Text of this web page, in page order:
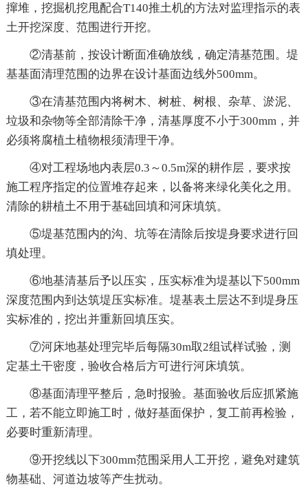
撺堆，挖掘机挖甩配合T140推土机的方法对监理指示的表
土开挖深度、范围进行开挖。
②清基前，按设计断面准确放线，确定清基范围。堤
基基面清理范围的边界在设计基面边线外500mm。
③在清基范围内将树木、树桩、树根、杂草、淤泥、
垃圾和杂物等全部清除干净，清基厚度不小于300mm，并
必须将腐植土植物根须清理干净。
④对工程场地内表层0.3～0.5m深的耕作层，要求按
施工程序指定的位置堆存起来，以备将来绿化美化之用。
清除的耕植土不用于基础回填和河床填筑。
⑤堤基范围内的沟、坑等在清除后按堤身要求进行回
填处理。
⑥地基清基后予以压实，压实标准为堤基以下500mm
深度范围内到达筑堤压实标准。堤基表土层达不到堤身压
实标准的，挖出并重新回填压实。
⑦河床地基处理完毕后每隔30m取2组试样试验，测
定基土干密度，验收合格后方可进行河床填筑。
⑧基面清理平整后，急时报验。基面验收后应抓紧施
工，若不能立即施工时，做好基面保护，复工前再检验，
必要时重新清理。
⑨开挖线以下300mm范围采用人工开挖，避免对建筑
物基础、河道边坡等产生扰动。